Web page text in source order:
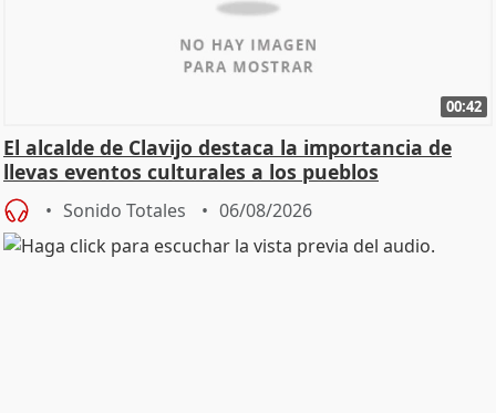
00:42
El alcalde de Clavijo destaca la importancia de
llevas eventos culturales a los pueblos
Sonido Totales 06/08/2026